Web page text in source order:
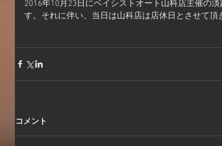
2016年10月23日にベイシストオート山科店主催の
す。それに伴い、当日は山科店は店休日とさせて頂
コメント